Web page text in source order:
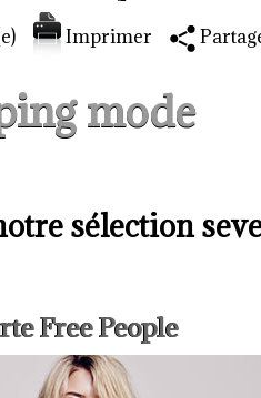
Imprimer
mode
sélection
Free People